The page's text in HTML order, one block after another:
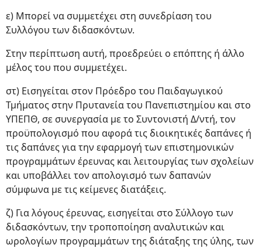
ε) Μπορεί να συμμετέχει στη συνεδρίαση του
Συλλόγου των διδασκόντων.
Στην περίπτωση αυτή, προεδρεύει ο επόπτης ή άλλο
μέλος του που συμμετέχει.
στ) Εισηγείται στον Πρόεδρο του Παιδαγωγικού
Τμήματος στην Πρυτανεία του Πανεπιστημίου και στο
ΥΠΕΠΘ, σε συνεργασία με το Συντονιστή Δ/ντή, τον
προϋπολογισμό που αφορά τις διοικητικές δαπάνες ή
τις δαπάνες για την εφαρμογή των επιστημονικών
προγραμμάτων έρευνας και λειτουργίας των σχολείων
και υποβάλλει τον απολογισμό των δαπανών
σύμφωνα με τις κείμενες διατάξεις.
ζ) Για λόγους έρευνας, εισηγείται στο Σύλλογο των
διδασκόντων, την τροποποίηση αναλυτικών και
ωρολογίων προγραμμάτων της διάταξης της ύλης, των